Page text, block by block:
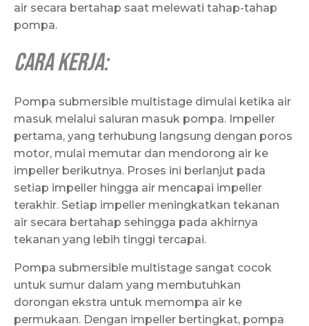
air secara bertahap saat melewati tahap-tahap
pompa.
Cara kerja:
Pompa submersible multistage dimulai ketika air
masuk melalui saluran masuk pompa. Impeller
pertama, yang terhubung langsung dengan poros
motor, mulai memutar dan mendorong air ke
impeller berikutnya. Proses ini berlanjut pada
setiap impeller hingga air mencapai impeller
terakhir. Setiap impeller meningkatkan tekanan
air secara bertahap sehingga pada akhirnya
tekanan yang lebih tinggi tercapai.
Pompa submersible multistage sangat cocok
untuk sumur dalam yang membutuhkan
dorongan ekstra untuk memompa air ke
permukaan. Dengan impeller bertingkat, pompa